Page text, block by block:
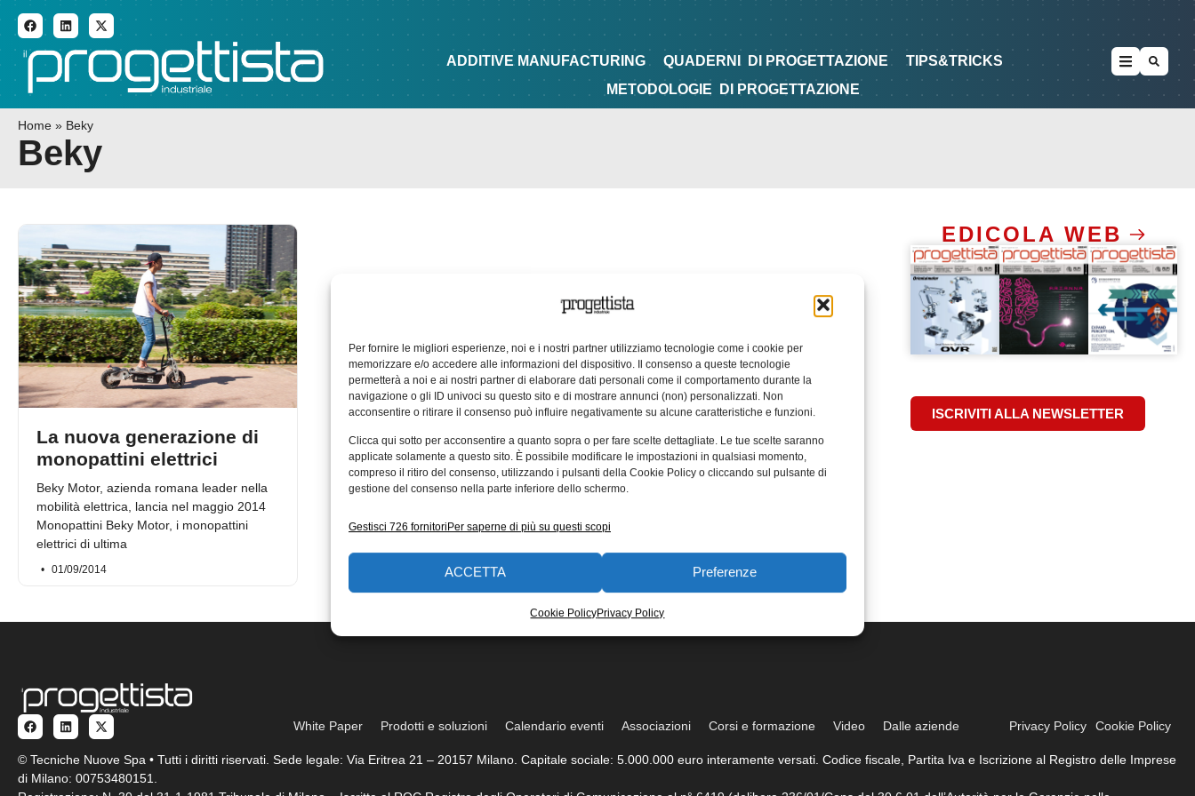
Per fornire le migliori esperienze, noi e i nostri partner utilizziamo tecnologie come i cookie per
memorizzare e/o accedere alle informazioni del dispositivo. Il consenso a queste tecnologie
permetterà a noi e ai nostri partner di elaborare dati personali come il comportamento durante la
navigazione o gli ID univoci su questo sito e di mostrare annunci (non) personalizzati. Non
acconsentire o ritirare il consenso può influire negativamente su alcune caratteristiche e funzioni.
Clicca qui sotto per acconsentire a quanto sopra o per fare scelte dettagliate. Le tue scelte saranno
applicate solamente a questo sito. È possibile modificare le impostazioni in qualsiasi momento,
compreso il ritiro del consenso, utilizzando i pulsanti della Cookie Policy o cliccando sul pulsante di
gestione del consenso nella parte inferiore dello schermo.
Gestisci 726 fornitoriPer saperne di più su questi scopi
ACCETTA Preferenze
Cookie PolicyPrivacy Policy
ADDITIVE MANUFACTURING QUADERNI DI PROGETTAZIONE TIPS&TRICKS METODOLOGIE DI PROGETTAZIONE
ADDITIVE MANUFACTURING QUADERNI DI PROGETTAZIONE
TIPS&TRICKS
METODOLOGIE
DI PROGETTAZIONE
Home » Beky
Beky
La nuova generazione di
monopattini elettrici
Beky Motor, azienda romana leader nella
mobilità elettrica, lancia nel maggio 2014
Monopattini Beky Motor, i monopattini
elettrici di ultima
01/09/2014
EDICOLA WEB
ISCRIVITI ALLA NEWSLETTER
White Paper Prodotti e soluzioni Calendario eventi Associazioni Corsi e formazione Video Dalle aziende Privacy Policy Cookie Policy
© Tecniche Nuove Spa • Tutti i diritti riservati. Sede legale: Via Eritrea 21 – 20157 Milano. Capitale sociale: 5.000.000 euro interamente versati. Codice fiscale, Partita Iva e Iscrizione al Registro delle Imprese
di Milano: 00753480151.